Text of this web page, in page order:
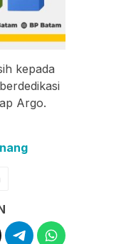
kepada
Argo.